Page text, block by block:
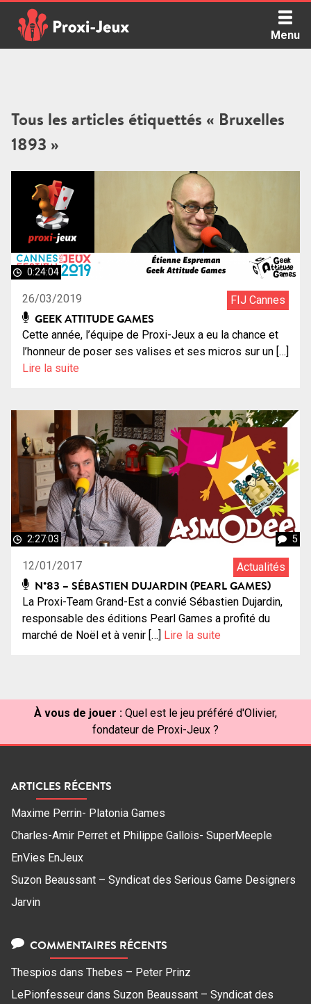
content
Menu
Tous les articles étiquettés « Bruxelles
1893 »
0:24:04
26/03/2019 FIJ Cannes
GEEK ATTITUDE GAMES
Cette année, l’équipe de Proxi-Jeux a eu la chance et
l’honneur de poser ses valises et ses micros sur un […]
Lire la suite
2:27:03 5
12/01/2017 Actualités
N°83 – SÉBASTIEN DUJARDIN (PEARL GAMES)
La Proxi-Team Grand-Est a convié Sébastien Dujardin,
responsable des éditions Pearl Games a profité du
marché de Noël et à venir […] Lire la suite
À vous de jouer : Quel est le jeu préféré d'Olivier,
fondateur de Proxi-Jeux ?
ARTICLES RÉCENTS
Maxime Perrin- Platonia Games
Charles-Amir Perret et Philippe Gallois- SuperMeeple
EnVies EnJeux
Suzon Beaussant – Syndicat des Serious Game Designers
Jarvin
COMMENTAIRES RÉCENTS
Thespios dans Thebes – Peter Prinz
LePionfesseur dans Suzon Beaussant – Syndicat des